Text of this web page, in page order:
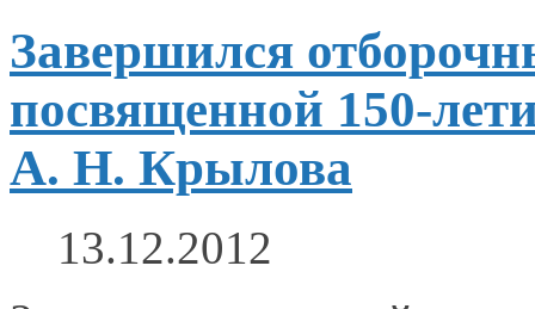
Завершился
посвященной 150-
А. Н. Крылова
13.12.2012